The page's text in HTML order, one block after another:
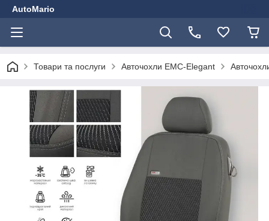
AutoMario
Товари та послуги Авточохли EMC-Elegant